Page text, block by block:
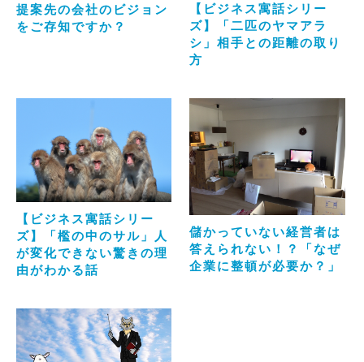
提案先の会社のビジョン
をご存知ですか？
【ビジネス寓話シリー
ズ】「二匹のヤマアラ
シ」相手との距離の取り
方
【ビジネス寓話シリー
ズ】「檻の中のサル」人
が変化できない驚きの理
由がわかる話
儲かっていない経営者は
答えられない！？「なぜ
企業に整頓が必要か？」